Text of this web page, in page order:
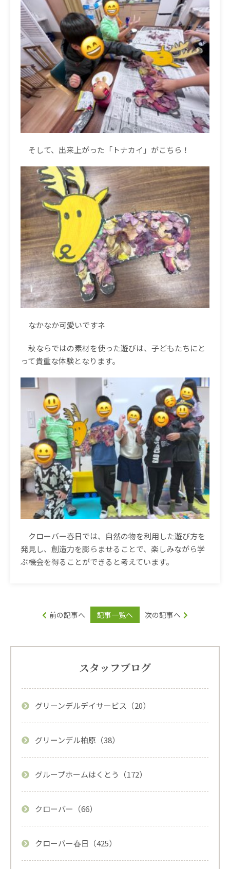
そして、出来上がった「トナカイ」がこちら！
なかなか可愛いですネ
秋ならではの素材を使った遊びは、子どもたちにと
って貴重な体験となります。
クローバー春日では、自然の物を利用した遊び方を
発見し、創造力を膨らませることで、楽しみながら学
ぶ機会を得ることができると考えています。
前の記事へ 記事一覧へ 次の記事へ
スタッフブログ
グリーンデルデイサービス（20）
グリーンデル柏原（38）
グループホームはくとう（172）
クローバー（66）
クローバー春日（425）